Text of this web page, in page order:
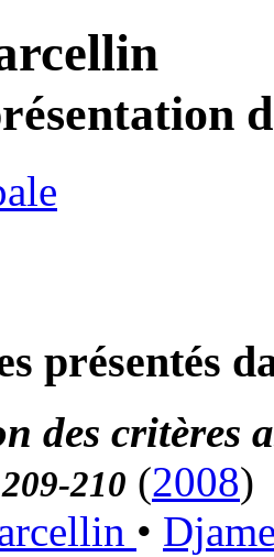
présentés
des critères
209-210 (2008)
•